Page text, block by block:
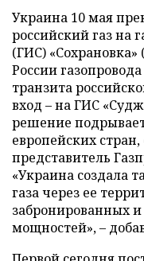
Украина 10 мая
российский газ на
(ГИС)
России
транзита
вход – на ГИС
решение
европейских
представитель
«Украина создала
газа через ее
забронированных
мощностей», –